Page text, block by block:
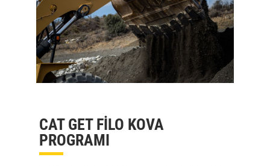
CAT GET FİLO KOVA
PROGRAMI